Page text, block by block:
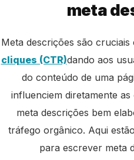
meta
Meta descrições são cruciais
cliques (CTR)dando aos
do conteúdo de uma
influenciem diretamente
meta descrições bem
tráfego orgânico. Aqui
para escrever meta